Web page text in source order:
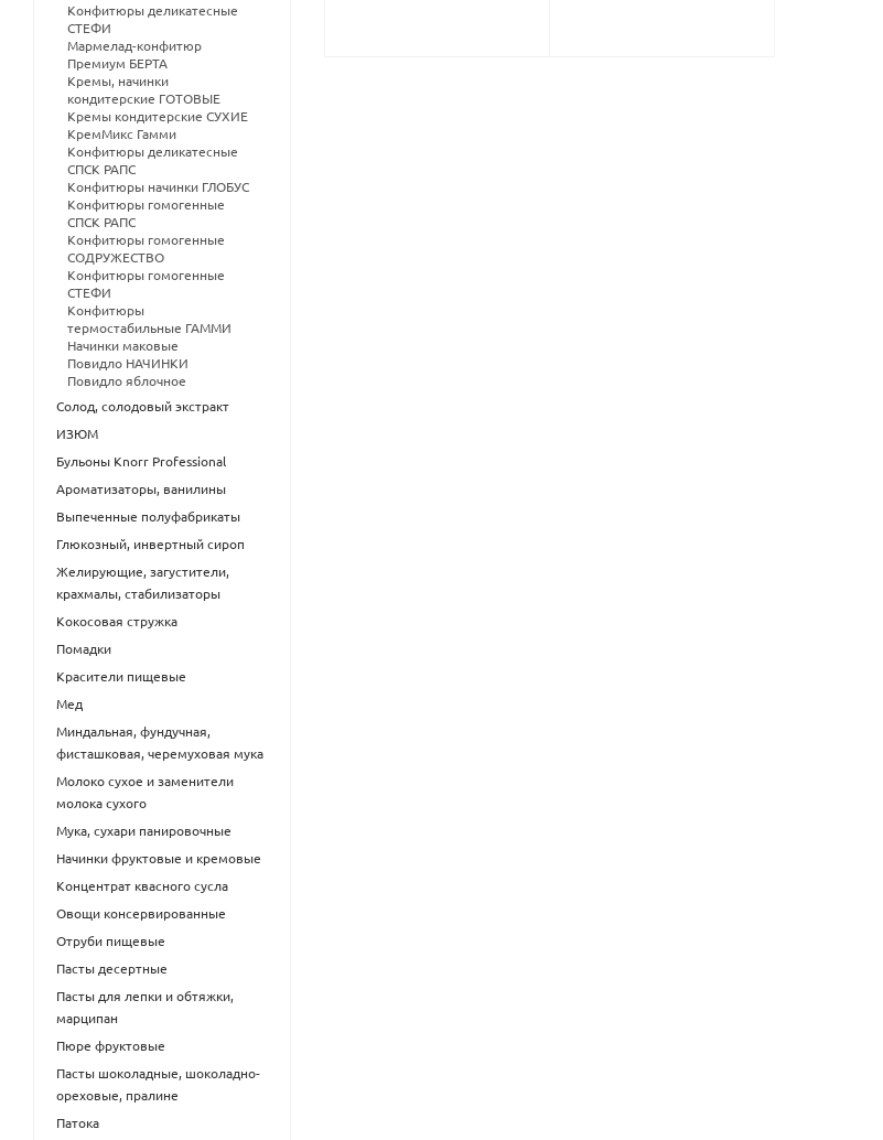
Конфитюры деликатесные
СТЕФИ
Мармелад-конфитюр
Премиум БЕРТА
Кремы, начинки
кондитерские ГОТОВЫЕ
Кремы кондитерские СУХИЕ
КремМикс Гамми
Конфитюры деликатесные
СПСК РАПС
Конфитюры начинки ГЛОБУС
Конфитюры гомогенные
СПСК РАПС
Конфитюры гомогенные
СОДРУЖЕСТВО
Конфитюры гомогенные
СТЕФИ
Конфитюры
термостабильные ГАММИ
Начинки маковые
Повидло НАЧИНКИ
Повидло яблочное
Солод, солодовый экстракт
ИЗЮМ
Бульоны Knorr Professional
Ароматизаторы, ванилины
Выпеченные полуфабрикаты
Глюкозный, инвертный сироп
Желирующие, загустители,
крахмалы, стабилизаторы
Кокосовая стружка
Помадки
Красители пищевые
Мед
Миндальная, фундучная,
фисташковая, черемуховая мука
Молоко сухое и заменители
молока сухого
Мука, сухари панировочные
Начинки фруктовые и кремовые
Концентрат квасного сусла
Овощи консервированные
Отруби пищевые
Пасты десертные
Пасты для лепки и обтяжки,
марципан
Пюре фруктовые
Пасты шоколадные, шоколадно-
ореховые, пралине
Патока